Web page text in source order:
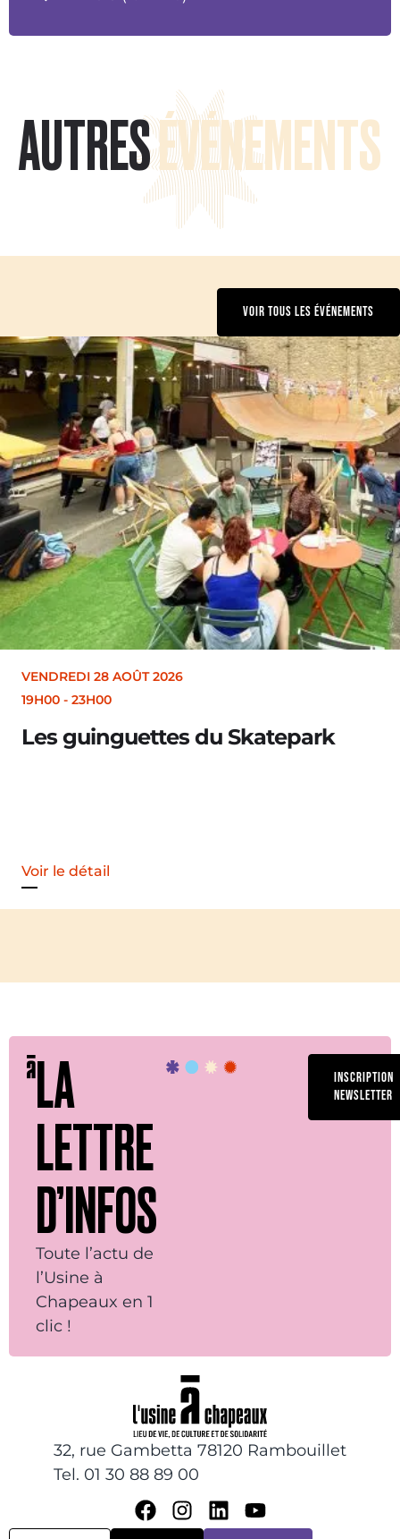
AUTRESÉVÉNEMENTS
VOIR TOUS LES ÉVÉNEMENTS
VENDREDI 28 AOÛT 2026
19H00 - 23H00
Les guinguettes du Skatepark
Voir le détail
LA
LETTRE
D’INFOS
Toute l’actu de
l’Usine à
Chapeaux en 1
clic !
INSCRIPTION
NEWSLETTER
32, rue Gambetta 78120 Rambouillet
Tel. 01 30 88 89 00